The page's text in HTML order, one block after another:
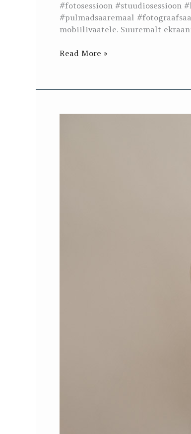
#fotosessioon
#pulmadsaaremaal
mobiilivaatele. Suuremalt
Read More »